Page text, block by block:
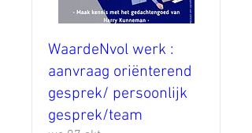
WaardeNvol werk :
aanvraag oriënterend
gesprek/ persoonlijk
gesprek/team